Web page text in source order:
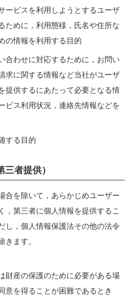
ービスを利用しようとするユーザ
ために，利用態様，氏名や住所な
の情報を利用する目的
合わせに対応するために，お問い
求に関する情報など当社がユーザ
提供するにあたって必要となる情
ビス利用状況，連絡先情報などを
する目的
者提供）
合を除いて，あらかじめユーザー
，第三者に個人情報を提供するこ
し，個人情報保護法その他の法令
きます。
財産の保護のために必要がある場
意を得ることが困難であるとき